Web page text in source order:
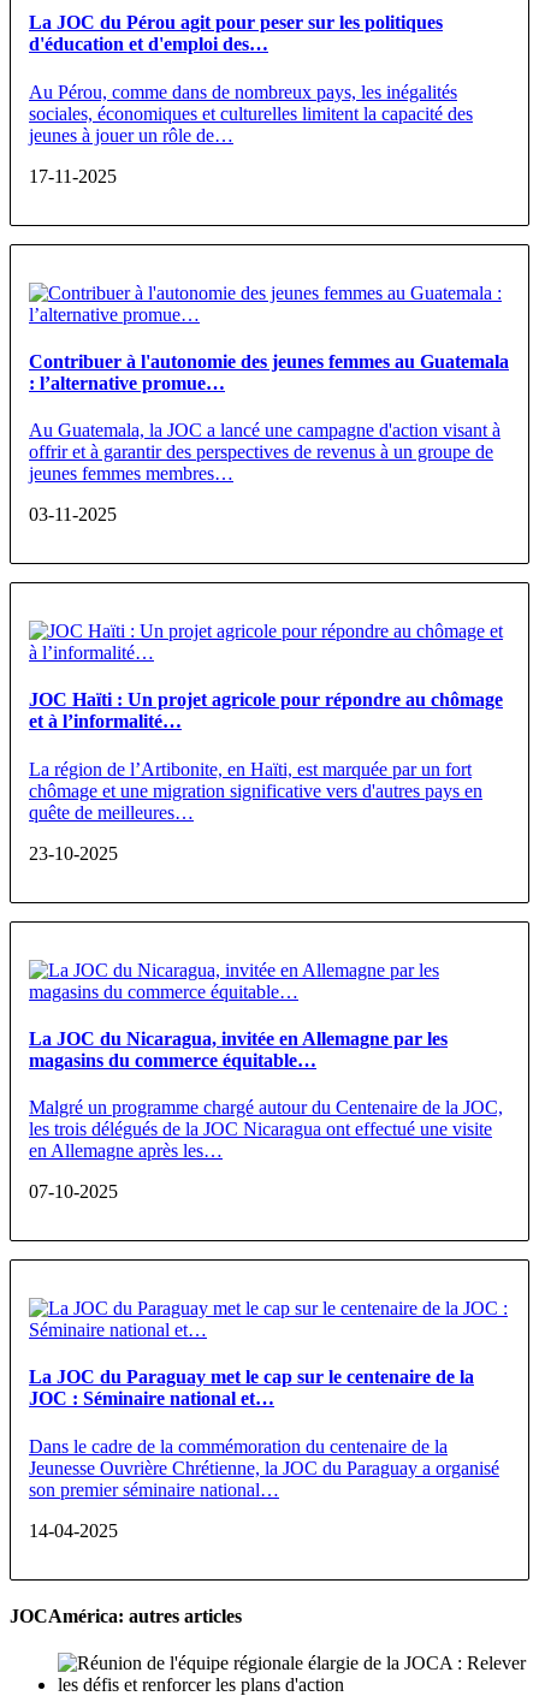
La JOC du Pérou agit pour peser sur les politiques
d'éducation et d'emploi des…
Au Pérou, comme dans de nombreux pays, les inégalités
sociales, économiques et culturelles limitent la capacité des
jeunes à jouer un rôle de…
17-11-2025
Contribuer à l'autonomie des jeunes femmes au Guatemala
: l’alternative promue…
Au Guatemala, la JOC a lancé une campagne d'action visant à
offrir et à garantir des perspectives de revenus à un groupe de
jeunes femmes membres…
03-11-2025
JOC Haïti : Un projet agricole pour répondre au chômage
et à l’informalité…
La région de l’Artibonite, en Haïti, est marquée par un fort
chômage et une migration significative vers d'autres pays en
quête de meilleures…
23-10-2025
La JOC du Nicaragua, invitée en Allemagne par les
magasins du commerce équitable…
Malgré un programme chargé autour du Centenaire de la JOC,
les trois délégués de la JOC Nicaragua ont effectué une visite
en Allemagne après les…
07-10-2025
La JOC du Paraguay met le cap sur le centenaire de la
JOC : Séminaire national et…
Dans le cadre de la commémoration du centenaire de la
Jeunesse Ouvrière Chrétienne, la JOC du Paraguay a organisé
son premier séminaire national…
14-04-2025
JOCAmérica: autres articles